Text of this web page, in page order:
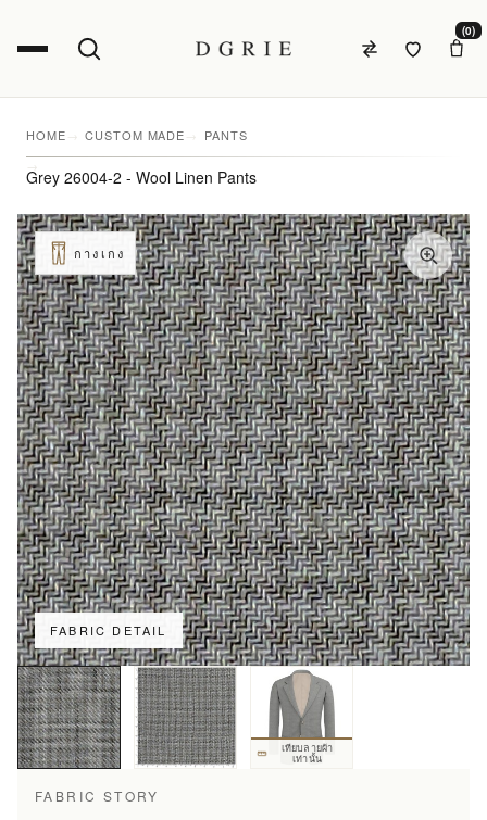
(0)
HOME CUSTOM MADE PANTS
Grey 26004-2 - Wool Linen Pants
FABRIC DETAIL
กางเกง
เทียบลายผ้า
เท่านั้น
FABRIC STORY